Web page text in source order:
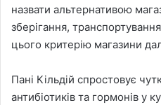
назвати альтернативою
зберігання, транспортування
цього критерію магазини
Пані Кільдій спростовує
антибіотиків та гормонів у